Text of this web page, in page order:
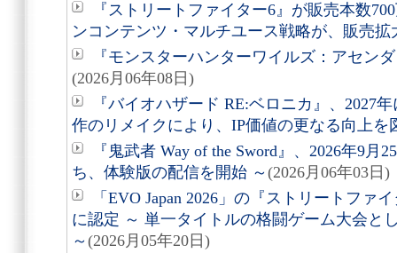
『ストリートファイター6』が販売本数
ンコンテンツ・マルチユース戦略が、販売拡
『モンスターハンターワイルズ：アセン
(2026月06年08日)
『バイオハザード RE:ベロニカ』、2027
作のリメイクにより、IP価値の更なる向上を
『鬼武者 Way of the Sword』、2026年9
ち、体験版の配信を開始 ～ (2026月06年03日)
「EVO Japan 2026」の『ストリートファ
に認定 ～ 単一タイトルの格闘ゲーム大会と
～ (2026月05年20日)